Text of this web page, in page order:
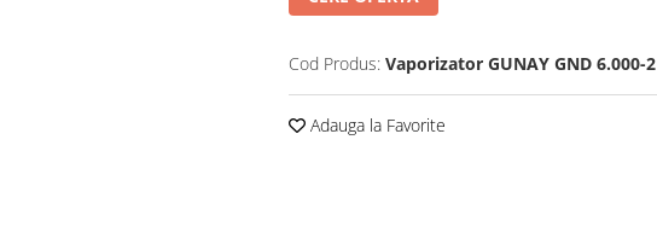
Cod Produs: Vaporizator GUNAY GND 6.000-2
Adauga la Favorite